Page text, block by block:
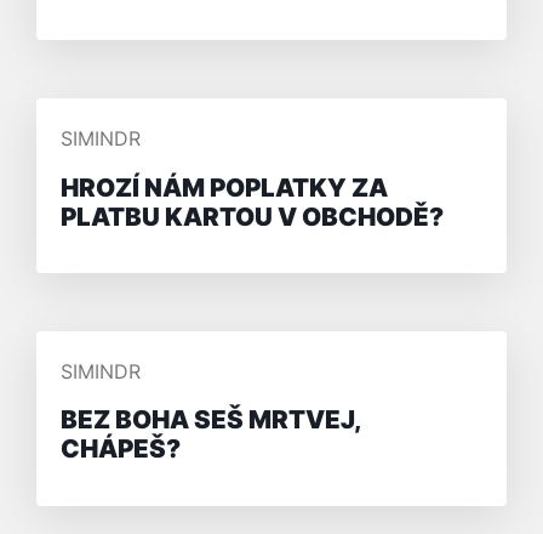
PŘIDAL/A
SIMINDR
HROZÍ NÁM POPLATKY ZA
PLATBU KARTOU V OBCHODĚ?
PŘIDAL/A
SIMINDR
BEZ BOHA SEŠ MRTVEJ,
CHÁPEŠ?